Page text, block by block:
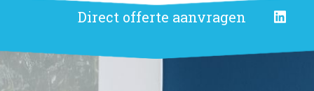
Direct offerte aanvragen